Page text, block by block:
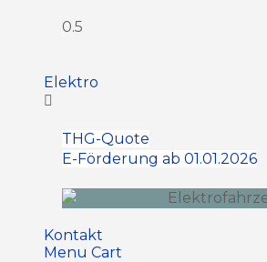
Elektro
THG-Quote
E-Förderung ab 01.01.2026
Kontakt
Menu Cart